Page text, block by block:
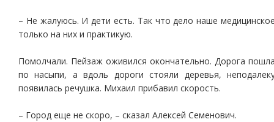
– Не жалуюсь. И дети есть. Так что дело наше
только на них и практикую.
Помолчали. Пейзаж оживился окончательно. Дорога
по насыпи, а вдоль дороги стояли деревья,
появилась речушка. Михаил прибавил скорость.
– Город еще не скоро, – сказал Алексей Семенович.